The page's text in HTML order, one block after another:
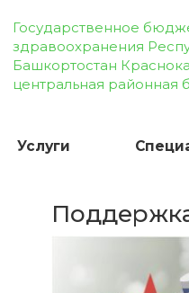
Государственное
здравоохранения
Башкортостан
центральная районная
Услуги